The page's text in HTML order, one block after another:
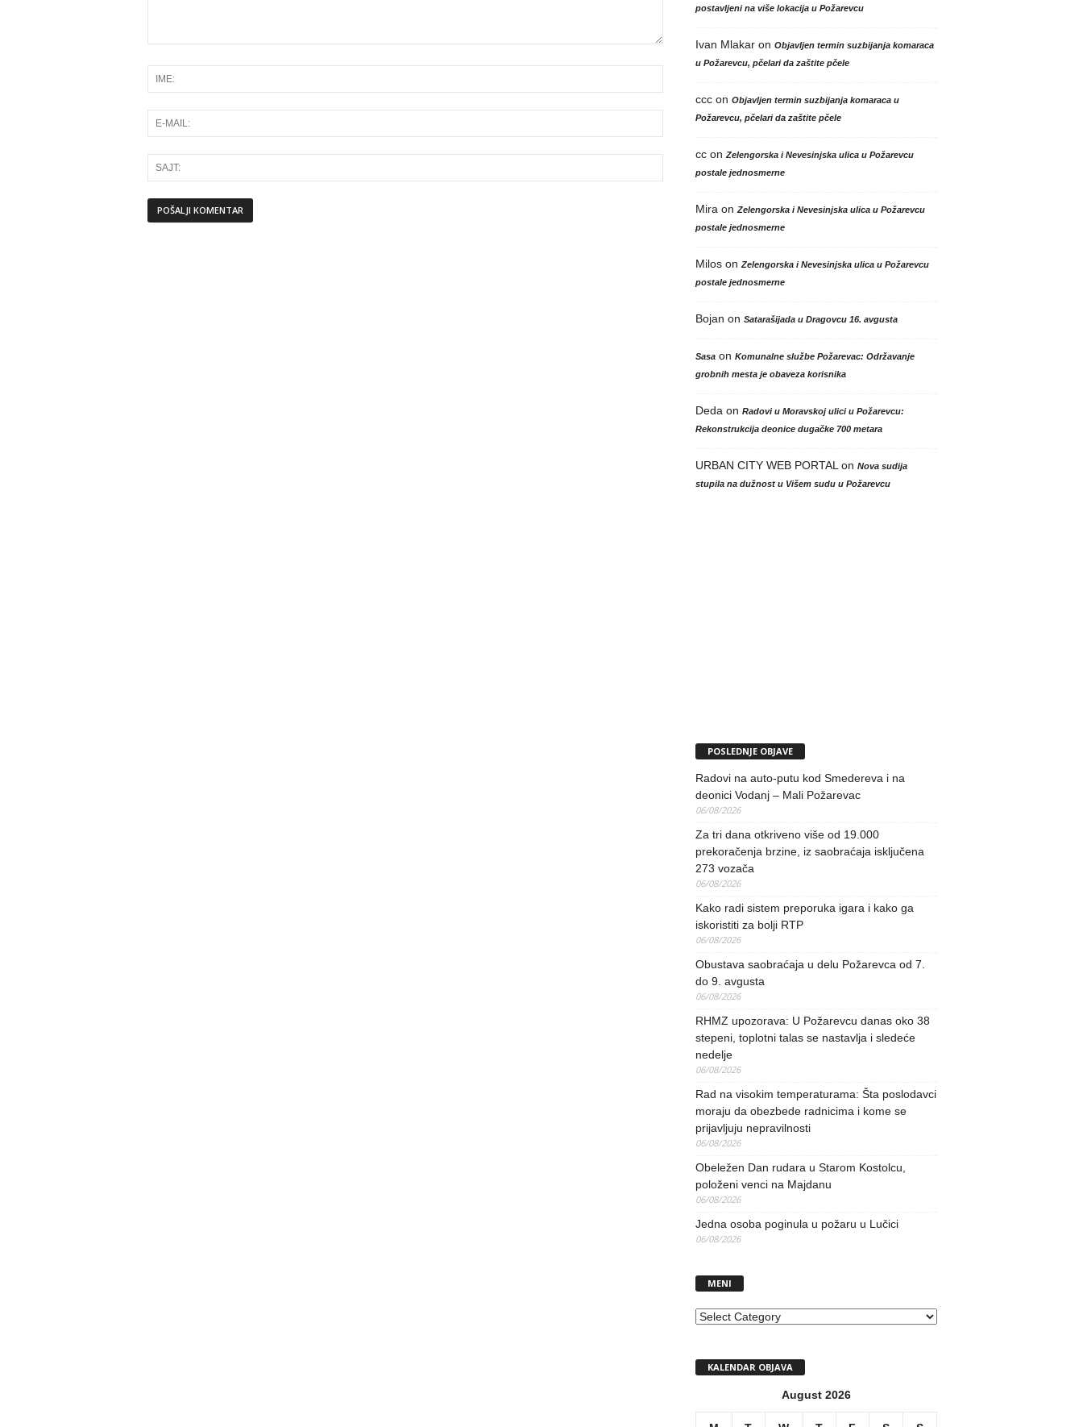
postavljeni na više lokacija u Požarevcu
Ivan Mlakaron Objavljen termin suzbijanja komaraca
u Požarevcu, pčelari da zaštite pčele
cccon Objavljen termin suzbijanja komaraca u
Požarevcu, pčelari da zaštite pčele
ccon Zelengorska i Nevesinjska ulica u Požarevcu
postale jednosmerne
Mira on Zelengorska i Nevesinjska ulica u Požarevcu
postale jednosmerne
Miloson Zelengorska i Nevesinjska ulica u Požarevcu
postale jednosmerne
Bojan on Satarašijada u Dragovcu 16. avgusta
Sasaon Komunalne službe Požarevac: Održavanje
grobnih mesta je obaveza korisnika
Deda on Radovi u Moravskoj ulici u Požarevcu:
Rekonstrukcija deonice dugačke 700 metara
URBAN CITY WEB PORTAL on Nova sudija
stupila na dužnost u Višem sudu u Požarevcu
POSLEDNJE OBJAVE
Radovi na auto-putu kod Smedereva i na
deonici Vodanj – Mali Požarevac
06/08/2026
Za tri dana otkriveno više od 19.000
prekoračenja brzine, iz saobraćaja isključena
273 vozača
06/08/2026
Kako radi sistem preporuka igara i kako ga
iskoristiti za bolji RTP
06/08/2026
Obustava saobraćaja u delu Požarevca od 7.
do 9. avgusta
06/08/2026
RHMZ upozorava: U Požarevcu danas oko 38
stepeni, toplotni talas se nastavlja i sledeće
nedelje
06/08/2026
Rad na visokim temperaturama: Šta poslodavci
moraju da obezbede radnicima i kome se
prijavljuju nepravilnosti
06/08/2026
Obeležen Dan rudara u Starom Kostolcu,
položeni venci na Majdanu
06/08/2026
Jedna osoba poginula u požaru u Lučici
06/08/2026
MENI
MENI
KALENDAR OBJAVA
August 2026